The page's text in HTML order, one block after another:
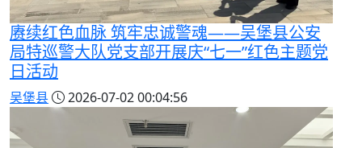
赓续红色血脉 筑牢忠诚警魂——吴堡县公安
局特巡警大队党支部开展庆“七一”红色主题党
日活动
吴堡县 2026-07-02 00:04:56